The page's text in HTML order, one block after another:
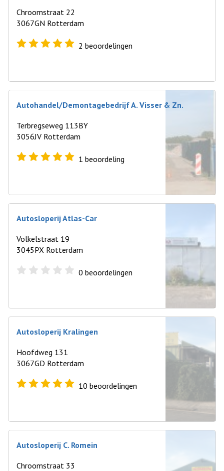
Chroomstraat 22
3067GN Rotterdam
2 beoordelingen
Autohandel/Demontagebedrijf A. Visser & Zn.
Terbregseweg 113BY
3056JV Rotterdam
1 beoordeling
Autosloperij Atlas-Car
Volkelstraat 19
3045PX Rotterdam
0 beoordelingen
Autosloperij Kralingen
Hoofdweg 131
3067GD Rotterdam
10 beoordelingen
Autosloperij C. Romein
Chroomstraat 33